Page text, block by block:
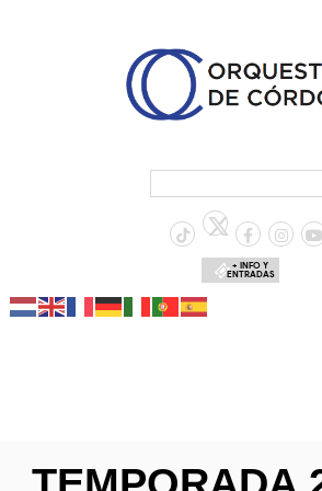
+ INFO Y
ENTRADAS